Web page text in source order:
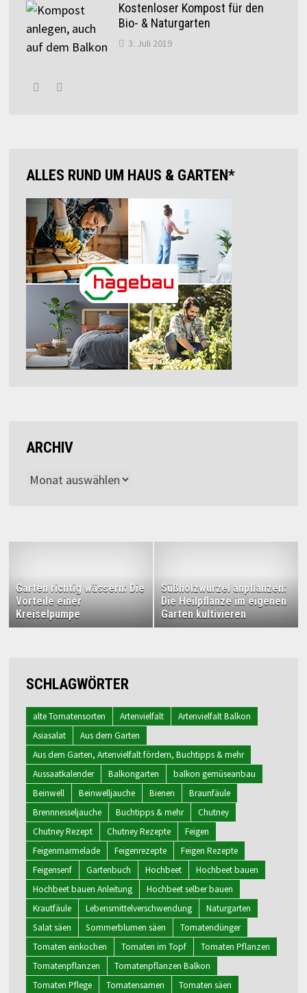
Kostenloser Kompost für den
Bio- & Naturgarten
3. Juli 2019
ALLES RUND UM HAUS & GARTEN*
ARCHIV
Archiv
Garten richtig wässern: Die
Vorteile einer
Kreiselpumpe
Süßholzwurzel anpflanzen:
Die Heilpflanze im eigenen
Garten kultivieren
SCHLAGWÖRTER
alte Tomatensorten Artenvielfalt
Artenvielfalt Balkon
Asiasalat
Aus dem Garten
Aus dem Garten, Artenvielfalt fördern, Buchtipps & mehr
Aussaatkalender
Balkongarten
balkon gemüseanbau
Beinwell
Beinwelljauche Bienen
Braunfäule
Brennnesseljauche
Buchtipps & mehr
Chutney
Chutney Rezept
Chutney Rezepte
Feigen
Feigenmarmelade
Feigenrezepte
Feigen Rezepte
Feigensenf
Gartenbuch Hochbeet
Hochbeet bauen
Hochbeet bauen Anleitung
Hochbeet selber bauen
Krautfäule
Lebensmittelverschwendung
Naturgarten
Salat säen
Sommerblumen säen
Tomatendünger
Tomaten einkochen
Tomaten im Topf
Tomaten Pflanzen
Tomatenpflanzen
Tomatenpflanzen Balkon
Tomaten Pflege
Tomatensamen Tomaten säen